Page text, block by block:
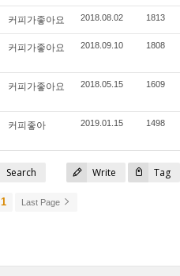
커피가좋아요 2018.08.02 1813
커피가좋아요 2018.09.10 1808
커피가좋아요 2018.05.15 1609
커피좋아 2019.01.15 1498
Write Tag
Search
1 Last Page